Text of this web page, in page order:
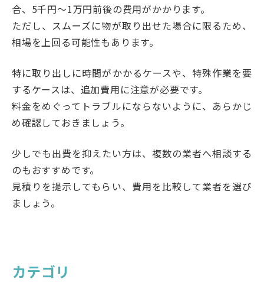
合、5千円〜1万円前後の費用がかかります。
ただし、スムーズに物が取り出せた場合に限るため、
相場を上回る可能性もあります。
特に取り出しに時間がかかるケースや、特殊作業を要
するケースは、追加費用に注意が必要です。
料金をめぐってトラブルにならないように、あらかじ
め確認しておきましょう。
少しでも出費を抑えたい方は、複数の業者へ相談する
のもおすすめです。
見積りを提示してもらい、費用を比較して業者を選び
ましょう。
カテゴリ